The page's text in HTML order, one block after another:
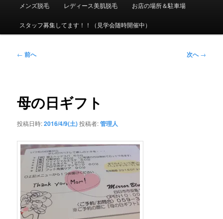
ュ
メンズ脱毛 レディース美肌脱毛 お店の場所＆駐車場
スタッフ募集してます！！（見学会随時開催中）
投
ゲ
ー
ョ
← 前へ 次へ→
母の日ギフト
投稿日時:2016/4/9(土)投稿者:管理人